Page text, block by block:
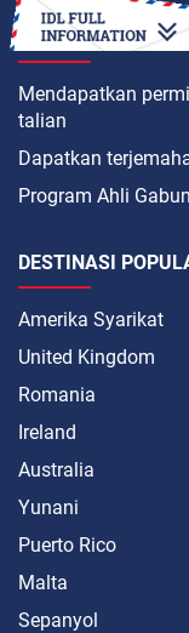
BAGAIMANAKAH
Mendapatkan
talian
Dapatkan
Program Ahli
DESTINASI
Amerika Syarikat
United Kingdom
Romania
Ireland
Australia
Yunani
Puerto Rico
Malta
Sepanyol